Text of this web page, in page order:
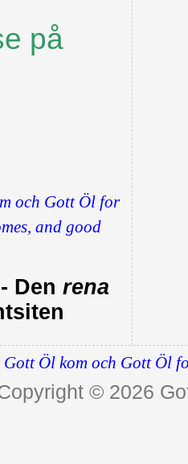
på
och Gott Öl for
and good
Den rena
Gott Öl kom och Gott Öl
© 2026